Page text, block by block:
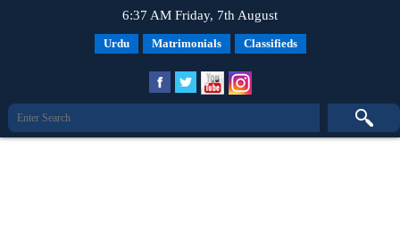
6:37 AM Friday, 7th August
Urdu Matrimonials Classifieds